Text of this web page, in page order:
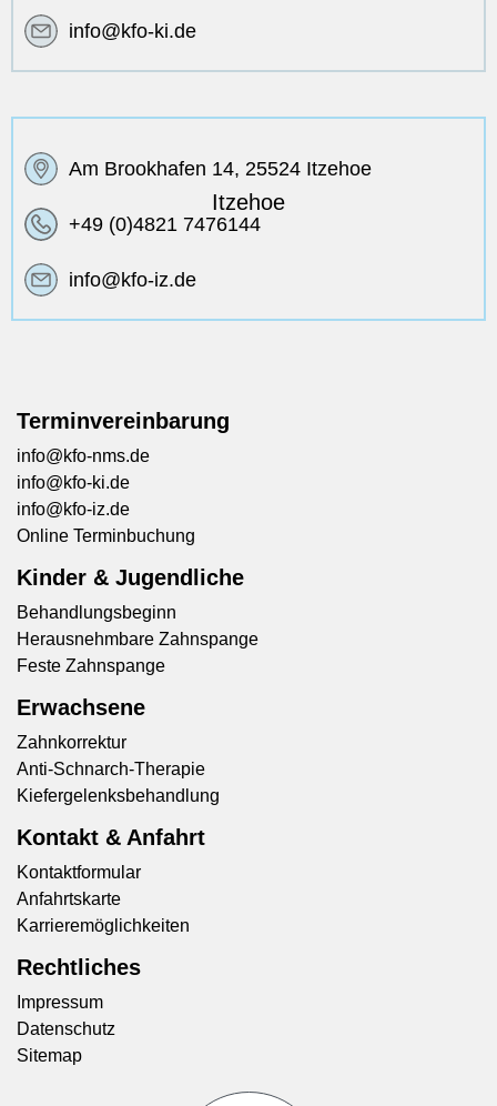
info@kfo-ki.de
Itzehoe
Am Brookhafen 14, 25524 Itzehoe
+49 (0)4821 7476144
info@kfo-iz.de
Terminvereinbarung
info@kfo-nms.de
info@kfo-ki.de
info@kfo-iz.de
Online Terminbuchung
Kinder & Jugendliche
Behandlungsbeginn
Herausnehmbare Zahnspange
Feste Zahnspange
Erwachsene
Zahnkorrektur
Anti-Schnarch-Therapie
Kiefergelenksbehandlung
Kontakt & Anfahrt
Kontaktformular
Anfahrtskarte
Karrieremöglichkeiten
Rechtliches
Impressum
Datenschutz
Sitemap